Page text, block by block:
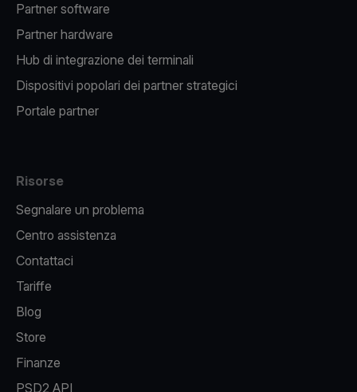
Partner software
Partner hardware
Hub di integrazione dei terminali
Dispositivi popolari dei partner strategici
Portale partner
Risorse
Segnalare un problema
Centro assistenza
Contattaci
Tariffe
Blog
Store
Finanze
PSD2 API